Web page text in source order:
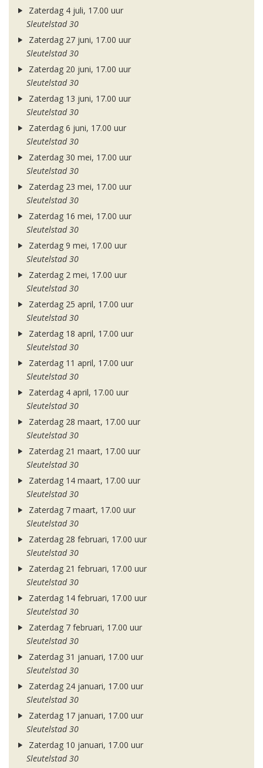
Zaterdag 4 juli, 17.00 uur
Sleutelstad 30
Zaterdag 27 juni, 17.00 uur
Sleutelstad 30
Zaterdag 20 juni, 17.00 uur
Sleutelstad 30
Zaterdag 13 juni, 17.00 uur
Sleutelstad 30
Zaterdag 6 juni, 17.00 uur
Sleutelstad 30
Zaterdag 30 mei, 17.00 uur
Sleutelstad 30
Zaterdag 23 mei, 17.00 uur
Sleutelstad 30
Zaterdag 16 mei, 17.00 uur
Sleutelstad 30
Zaterdag 9 mei, 17.00 uur
Sleutelstad 30
Zaterdag 2 mei, 17.00 uur
Sleutelstad 30
Zaterdag 25 april, 17.00 uur
Sleutelstad 30
Zaterdag 18 april, 17.00 uur
Sleutelstad 30
Zaterdag 11 april, 17.00 uur
Sleutelstad 30
Zaterdag 4 april, 17.00 uur
Sleutelstad 30
Zaterdag 28 maart, 17.00 uur
Sleutelstad 30
Zaterdag 21 maart, 17.00 uur
Sleutelstad 30
Zaterdag 14 maart, 17.00 uur
Sleutelstad 30
Zaterdag 7 maart, 17.00 uur
Sleutelstad 30
Zaterdag 28 februari, 17.00 uur
Sleutelstad 30
Zaterdag 21 februari, 17.00 uur
Sleutelstad 30
Zaterdag 14 februari, 17.00 uur
Sleutelstad 30
Zaterdag 7 februari, 17.00 uur
Sleutelstad 30
Zaterdag 31 januari, 17.00 uur
Sleutelstad 30
Zaterdag 24 januari, 17.00 uur
Sleutelstad 30
Zaterdag 17 januari, 17.00 uur
Sleutelstad 30
Zaterdag 10 januari, 17.00 uur
Sleutelstad 30